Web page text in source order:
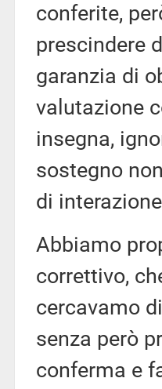
conferite,
prescindere
garanzia di
valutazione
insegna,
sostegno
di
Abbiamo
correttivo,
cercavamo
senza però
conferma e